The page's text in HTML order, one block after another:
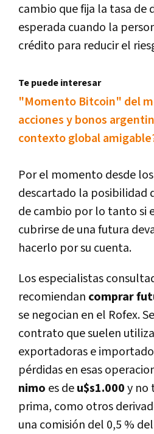
cambio que fija la tasa de
esperada cuando la
crédito para reducir el
Te puede interesar
"Momento Bitcoin" del
acciones y bonos
contexto global
Por el momento desde
descartado la posibilidad
de cambio por lo tanto si
cubrirse de una futura
hacerlo por su cuenta.
Los especialistas
recomiendan comprar
se negocian en el Rofex.
contrato que suelen
exportadoras e
pérdidas en esas
nimo es deu$s1.000y no
prima, como otros
una comisión del 0,5 %